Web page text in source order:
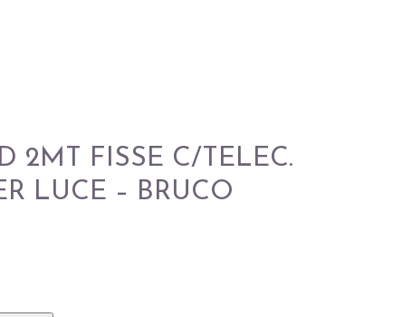
2MT FISSE C/TELEC.
LUCE – BRUCO